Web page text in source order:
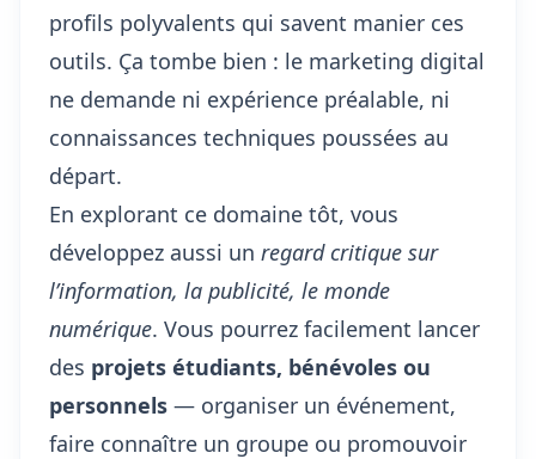
profils polyvalents qui savent manier ces
outils. Ça tombe bien : le marketing digital
ne demande ni expérience préalable, ni
connaissances techniques poussées au
départ.
En explorant ce domaine tôt, vous
développez aussi un regard critique sur
l’information, la publicité, le monde
numérique. Vous pourrez facilement lancer
des projets étudiants, bénévoles ou
personnels — organiser un événement,
faire connaître un groupe ou promouvoir